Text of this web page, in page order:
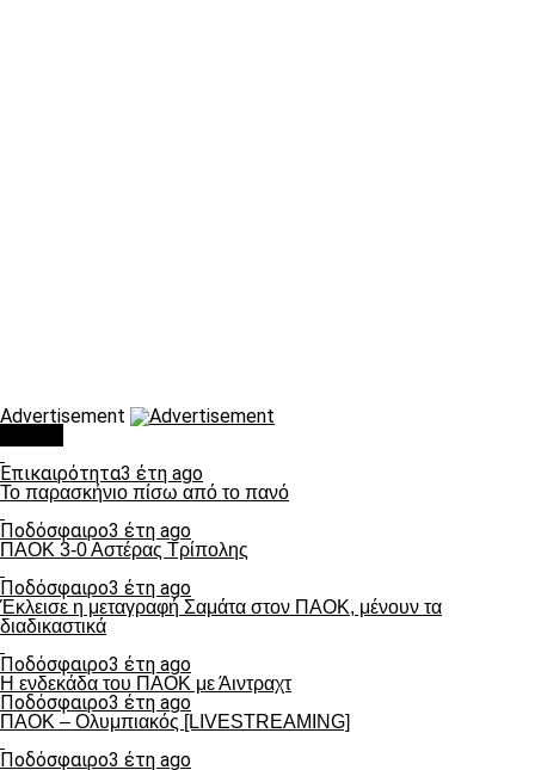
Advertisement
Επικαιρότητα3 έτη ago
Το παρασκήνιο πίσω από το πανό
Ποδόσφαιρο3 έτη ago
ΠΑΟΚ 3-0 Αστέρας Τρίπολης
Ποδόσφαιρο3 έτη ago
Έκλεισε η μεταγραφή Σαμάτα στον ΠΑΟΚ, μένουν τα
διαδικαστικά
Ποδόσφαιρο3 έτη ago
Η ενδεκάδα του ΠΑΟΚ με Άιντραχτ
Ποδόσφαιρο3 έτη ago
ΠΑΟΚ – Ολυμπιακός [LIVESTREAMING]
Ποδόσφαιρο3 έτη ago